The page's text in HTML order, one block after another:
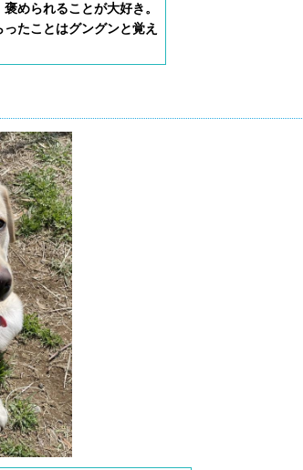
められることが大好き。
たことはグングンと覚え